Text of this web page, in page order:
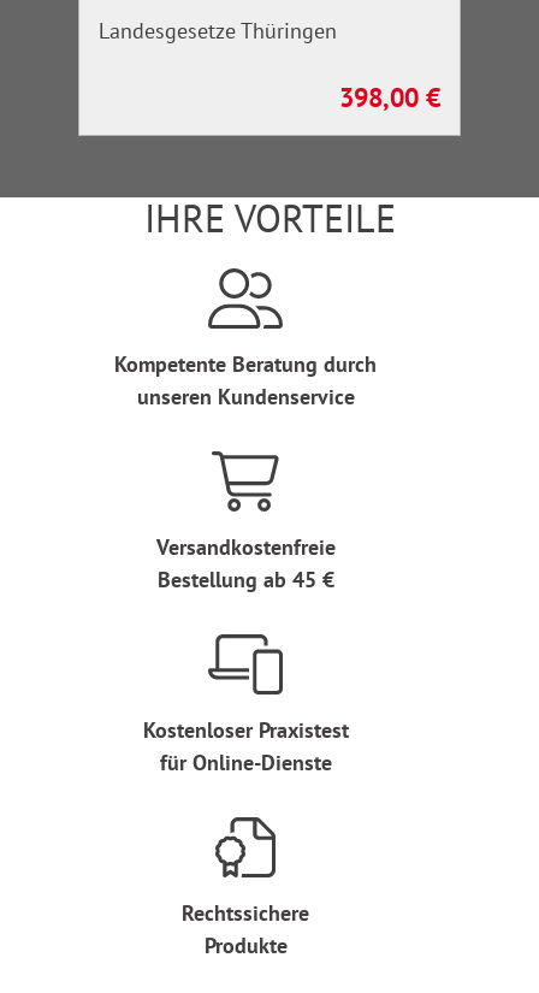
Landesgesetze Thüringen
Regulärer Preis:
398,00 €
IHRE VORTEILE
Kompetente Beratung durch
unseren Kundenservice
Versandkostenfreie
Bestellung ab 45 €
Kostenloser Praxistest
für Online-Dienste
Rechtssichere
Produkte